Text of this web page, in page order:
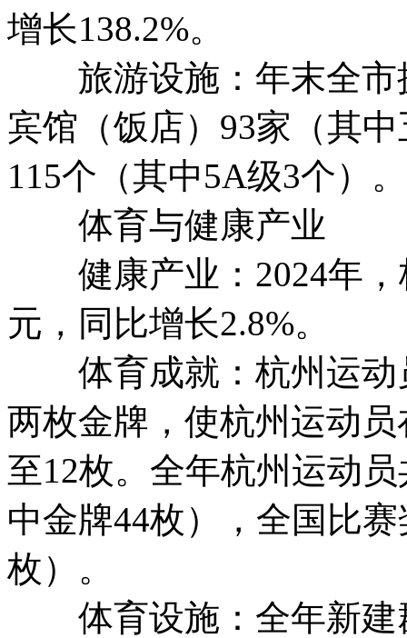
增长138.2%。
旅游设施：年末全市
宾馆（饭店）93家（其
115个（其中5A级3个）。
体育与健康产业
健康产业：2024年，
元，同比增长2.8%。
体育成就：杭州运动
两枚金牌，使杭州运动
至12枚。全年杭州运动
中金牌44枚），全国比
枚）。
体育设施：全年新建